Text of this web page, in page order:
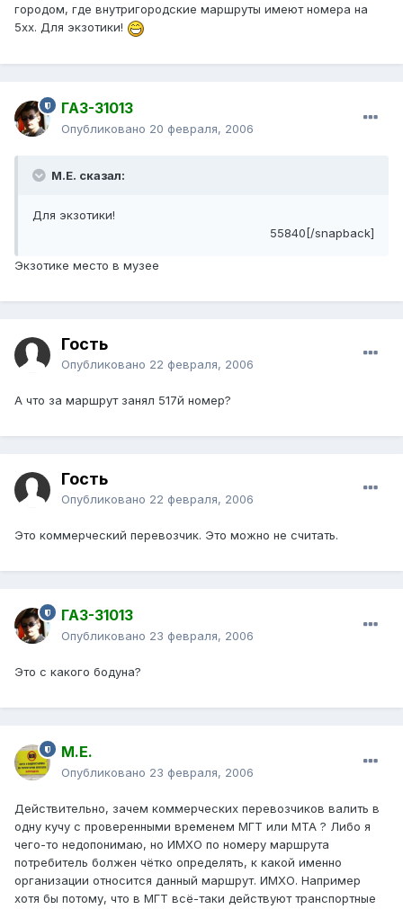
городом, где внутригородские маршруты имеют номера на
5хх. Для экзотики!
ГАЗ-31013
Опубликовано 20 февраля, 2006
М.Е. сказал:
Для экзотики!
55840[/snapback]
Экзотике место в музее
Гость
Опубликовано 22 февраля, 2006
А что за маршрут занял 517й номер?
Гость
Опубликовано 22 февраля, 2006
Это коммерческий перевозчик. Это можно не считать.
ГАЗ-31013
Опубликовано 23 февраля, 2006
Это с какого бодуна?
М.Е.
Опубликовано 23 февраля, 2006
Действительно, зачем коммерческих перевозчиков валить в
одну кучу с проверенными временем МГТ или МТА ? Либо я
чего-то недопонимаю, но ИМХО по номеру маршрута
потребитель болжен чётко определять, к какой именно
организации относится данный маршрут. ИМХО. Например
хотя бы потому, что в МГТ всё-таки действуют транспортные